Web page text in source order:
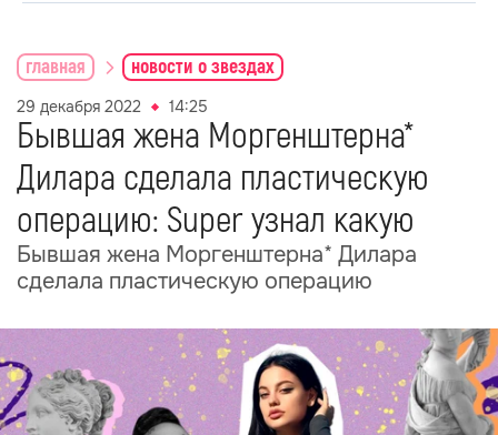
главная новости о звездах
29 декабря 2022 14:25
Бывшая жена Моргенштерна*
Дилара сделала пластическую
операцию: Super узнал какую
Бывшая жена Моргенштерна* Дилара
сделала пластическую операцию